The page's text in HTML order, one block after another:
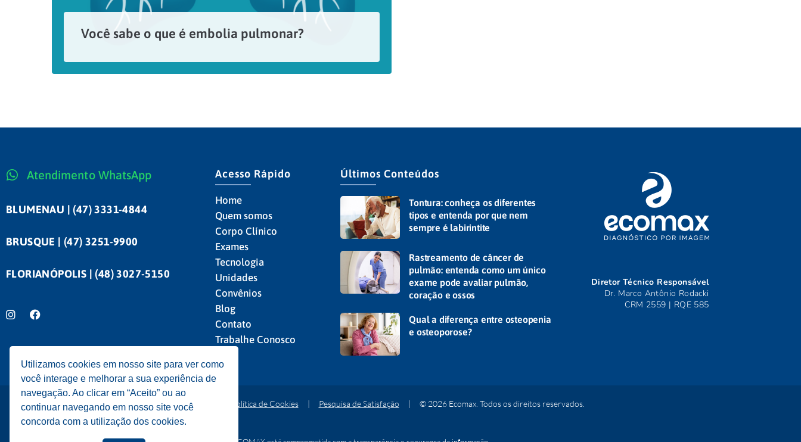
Você sabe o que é embolia pulmonar?
Atendimento WhatsApp
BLUMENAU | (47) 3331-4844
BRUSQUE | (47) 3251-9900
FLORIANÓPOLIS | (48) 3027-5150
Acesso Rápido
Home
Quem somos
Corpo Clínico
Exames
Tecnologia
Unidades
Convênios
Blog
Contato
Trabalhe Conosco
Últimos Conteúdos
Tontura: conheça os diferentes
tipos e entenda por que nem
sempre é labirintite
Rastreamento de câncer de
pulmão: entenda como um único
exame pode avaliar pulmão,
coração e ossos
Qual a diferença entre osteopenia
e osteoporose?
Diretor Técnico Responsável
Dr. Marco Antônio Rodacki
CRM 2559 | RQE 585
Política de Privacidade Política de Cookies| Pesquisa de Satisfação | © 2026 Ecomax. Todos os direitos reservados.
Utilizamos cookies em nosso site para ver como
você interage e melhorar a sua experiência de
navegação. Ao clicar em “Aceito” ou ao
continuar navegando em nosso site você
concorda com a utilização dos cookies.